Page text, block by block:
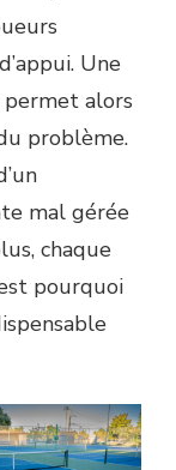
Une
permet alors
problème.
mal gérée
chaque
pourquoi